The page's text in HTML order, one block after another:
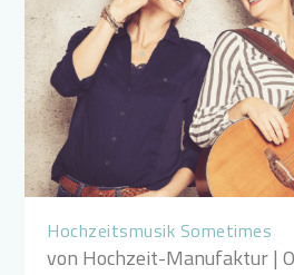
Hochzeitsmusik Sometimes
von Hochzeit-Manufaktur|